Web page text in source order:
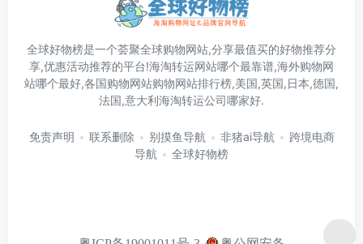
全球好物榜是一个荟聚全球购物网站,分享最值买的好物推荐分
享,优惠活动推荐的平台!海淘转运网站哪个最靠谱,海外购物网
站哪个最好,各国购物网站购物网站排行榜,美国,英国,日本,德国,
法国,意大利海淘转运公司哪家好.
免责声明 联系删除 别摸鱼导航 非猪ai导航
跨境电商
导航
全球好物榜